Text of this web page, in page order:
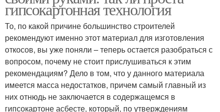
гипсокартонная технология
То, по какой причине большинство строителей
рекомендуют именно этот материал для изготовления
откосов, вы уже поняли – теперь остается разобраться с
вопросом, почему не стоит прислушиваться к этим
рекомендациям? Дело в том, что у данного материала
имеется масса недостатков, причем самый главный из
них отнюдь не заключается в содержащемся в
гипсокартоне асбесте, который, по утверждениям